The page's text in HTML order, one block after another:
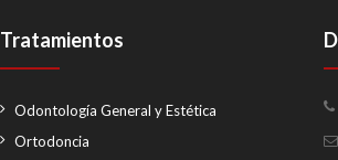
Tratamientos
Odontología General y Estética
Ortodoncia